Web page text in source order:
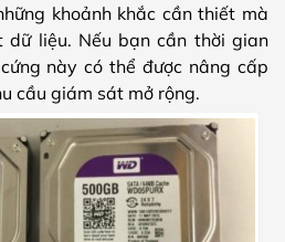
khoảnh khắc cần thiết mà
dữ liệu. Nếu bạn cần thời gian
này có thể được nâng cấp
cầu giám sát mở rộng.